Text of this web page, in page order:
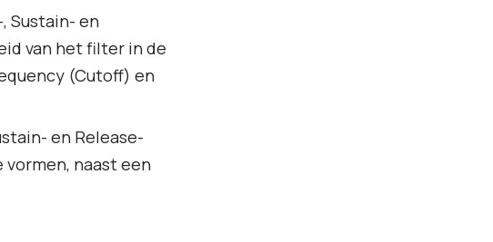
, Sustain- en
van het filter in de
(Cutoff) en
en Release-
naast een